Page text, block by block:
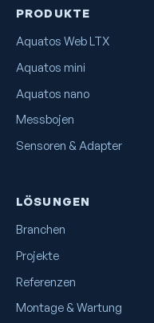
PRODUKTE
Aquatos Web LTX
Aquatos mini
Aquatos nano
Messbojen
Sensoren & Adapter
LÖSUNGEN
Branchen
Projekte
Referenzen
Montage & Wartung